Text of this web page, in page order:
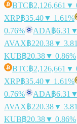
BTC฿2,126,661 ▼
XRP฿35.40▼ 1.61%
0.76%
ADA฿6.31
AVAX฿220.38▼
KUB฿20.38▼ 0.86%
BTC฿2,126,661 ▼
XRP฿35.40▼ 1.61%
0.76%
ADA฿6.31
AVAX฿220.38▼
KUB฿20.38▼ 0.86%